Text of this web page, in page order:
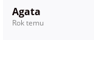
Agata
Rok temu